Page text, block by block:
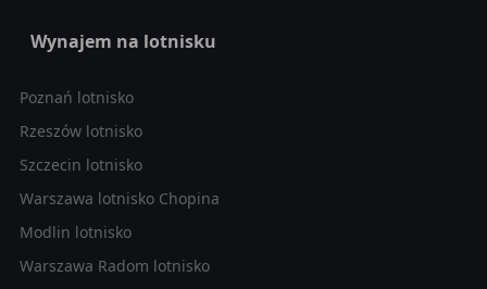
Wynajem na lotnisku
Poznań lotnisko
Rzeszów lotnisko
Szczecin lotnisko
Warszawa lotnisko Chopina
Modlin lotnisko
Warszawa Radom lotnisko